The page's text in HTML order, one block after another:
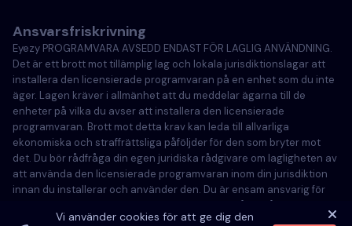
Vi använder cookies för att ge dig den
Portugisiska
Türkçe
Polski
Ansvarsfriskrivning
Eyezy PROGRAMVARA AVSEDD ENDAST FÖR LAGLIG ANVÄNDNING.
Det är ett brott mot tillämplig lag och lokala jurisdiktionslagar att
installera den licensierade programvaran på en enhet som du inte
äger. Lagen kräver i allmänhet att du meddelar ägarna till de
enheter på vilka du avser att installera den licensierade
programvaran. Brott mot detta krav kan leda till allvarliga
ekonomiska och straffrättsliga påföljder för den som bryter mot
det. Du bör rådfråga din egen juridiska rådgivare om lagligheten av
att använda den licensierade programvaran inom din jurisdiktion
innan du installerar och använder den. Du är ensam ansvarig för
att installera den licensierade programvaran på en sådan enhet
och du är medveten om att Eyezy inte kan hållas ansvarigt.